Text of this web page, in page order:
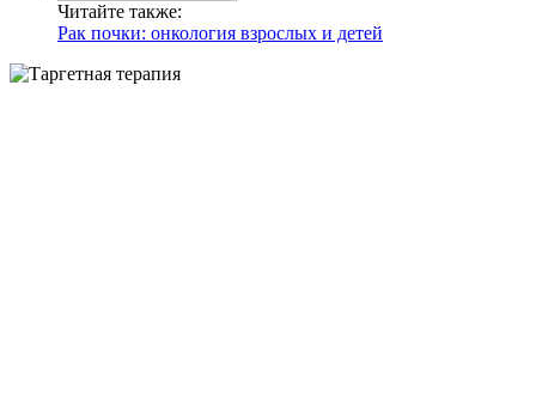
Читайте также:
Рак почки: онкология взрослых и детей